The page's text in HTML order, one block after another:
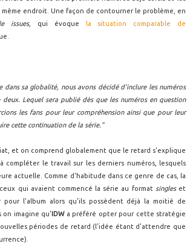
endroit. Une façon de contourner le problème, en
issues, qui évoque
la situation comparable de
dans sa globalité, nous avons décidé d'inclure les numéros
Lequel sera publié dès que les numéros en question
les fans pour leur compréhension ainsi que pour leur
cette continuation de la série."
et on comprend globalement que le retard s'explique
le travail sur les derniers numéros, lesquels
actuelle. Comme d'habitude dans ce genre de cas, la
qui avaient commencé la série au format singles et
l'album alors qu'ils possèdent déjà la moitié de
on imagine qu'IDWa préféré opter pour cette stratégie
périodes de retard (l'idée étant d'attendre que